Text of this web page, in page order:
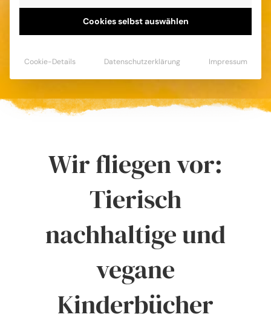
Bos Blog
Lesestoff aus der CalmeMara-Welt
Wir fliegen vor:
Tierisch
nachhaltige und
vegane
Kinderbücher
Cookies selbst auswählen
Cookie-Details Datenschutzerklärung Impressum